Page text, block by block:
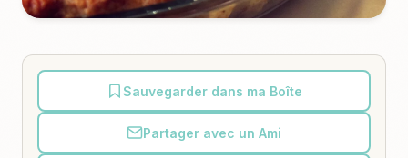
Sauvegarder dans ma Boîte
Partager avec un Ami